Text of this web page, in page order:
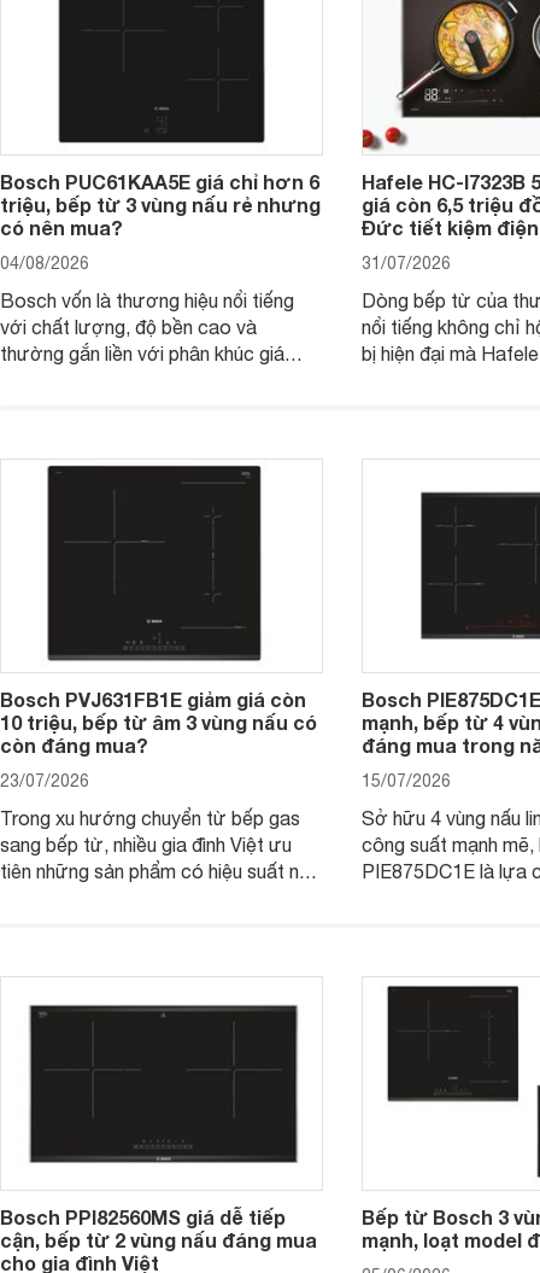
Bosch PUC61KAA5E giá chỉ hơn 6
triệu, bếp từ 3 vùng nấu rẻ nhưng
có nên mua?
04/08/2026
Bosch vốn là thương hiệu nổi tiếng
với chất lượng, độ bền cao và
thường gắn liền với phân khúc giá
đơn vị phân phối với mức giá khá dễ
tiếp cận, thu hút sự quan tâm của
Hafele HC-I7323B
giá còn 6,5 triệu
Đức tiết kiệm
31/07/2026
Dòng bếp từ của
nổi tiếng không chỉ
bị hiện đại mà
gia đình.
Bosch PVJ631FB1E giảm giá còn
10 triệu, bếp từ âm 3 vùng nấu có
còn đáng mua?
23/07/2026
Trong xu hướng chuyển từ bếp gas
sang bếp từ, nhiều gia đình Việt ưu
tiên những sản phẩm có hiệu suất nấu
mẫu bếp đáp ứng tốt các tiêu chí này.
Bosch
mạnh, bếp từ 4
đáng mua trong
15/07/2026
Sở hữu 4 vùng nấu
công suất mạnh
PIE875DC1E là lựa
Bosch PPI82560MS giá dễ tiếp
cận, bếp từ 2 vùng nấu đáng mua
cho gia đình Việt
Bếp từ Bosch 3
mạnh, loạt model